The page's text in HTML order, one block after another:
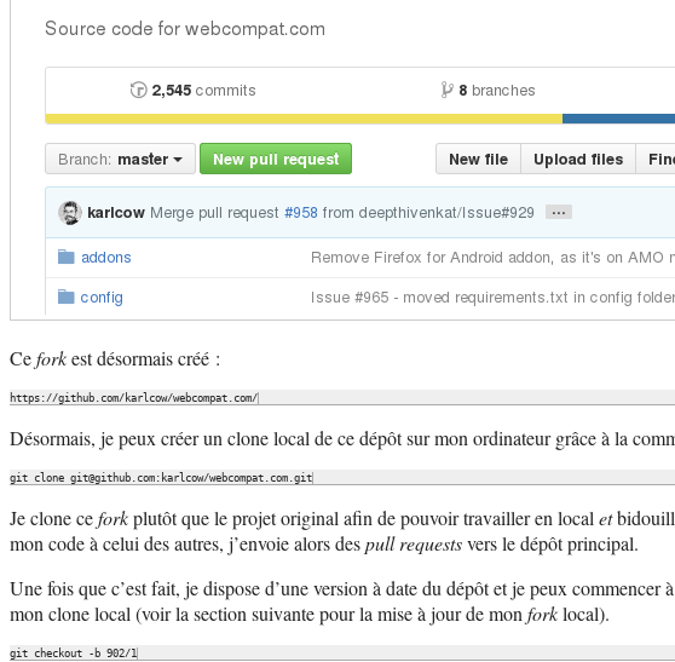
Ceforkest désormais créé :
Désormais, je peux créer un clone local de ce dépôt sur mon ordinateur grâce à la
Je clone ceforkplutôt que le projet original afin de pouvoir travailler en localet
mon code à celui des autres, j’envoie alors despull requestsvers le dépôt principal.
Une fois que c’est fait, je dispose d’une version à date du dépôt et je peux commencer
mon clone local (voir la section suivante pour la mise à jour de monforklocal).